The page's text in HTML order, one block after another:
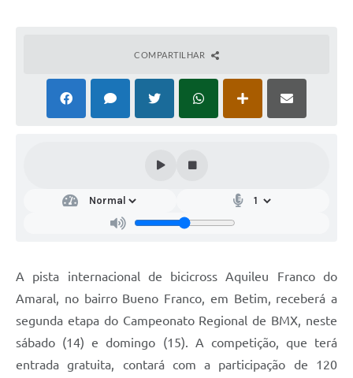
COMPARTILHAR
A pista internacional de bicicross Aquileu Franco do
Amaral, no bairro Bueno Franco, em Betim, receberá a
segunda etapa do Campeonato Regional de BMX, neste
sábado (14) e domingo (15). A competição, que terá
entrada gratuita, contará com a participação de 120